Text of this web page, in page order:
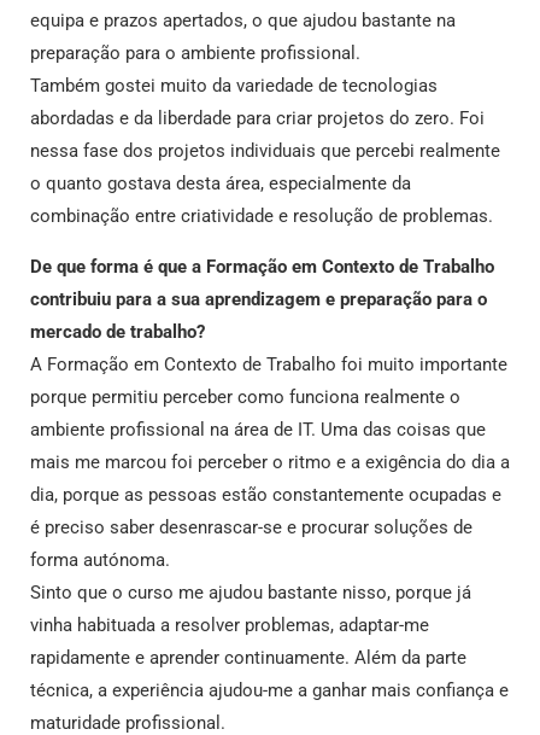
equipa e prazos apertados, o que ajudou bastante na
preparação para o ambiente profissional.
Também gostei muito da variedade de tecnologias
abordadas e da liberdade para criar projetos do zero. Foi
nessa fase dos projetos individuais que percebi realmente
o quanto gostava desta área, especialmente da
combinação entre criatividade e resolução de problemas.
De que forma é que a Formação em Contexto de Trabalho
contribuiu para a sua aprendizagem e preparação para o
mercado de trabalho?
A Formação em Contexto de Trabalho foi muito importante
porque permitiu perceber como funciona realmente o
ambiente profissional na área de IT. Uma das coisas que
mais me marcou foi perceber o ritmo e a exigência do dia a
dia, porque as pessoas estão constantemente ocupadas e
é preciso saber desenrascar-se e procurar soluções de
forma autónoma.
Sinto que o curso me ajudou bastante nisso, porque já
vinha habituada a resolver problemas, adaptar-me
rapidamente e aprender continuamente. Além da parte
técnica, a experiência ajudou-me a ganhar mais confiança e
maturidade profissional.